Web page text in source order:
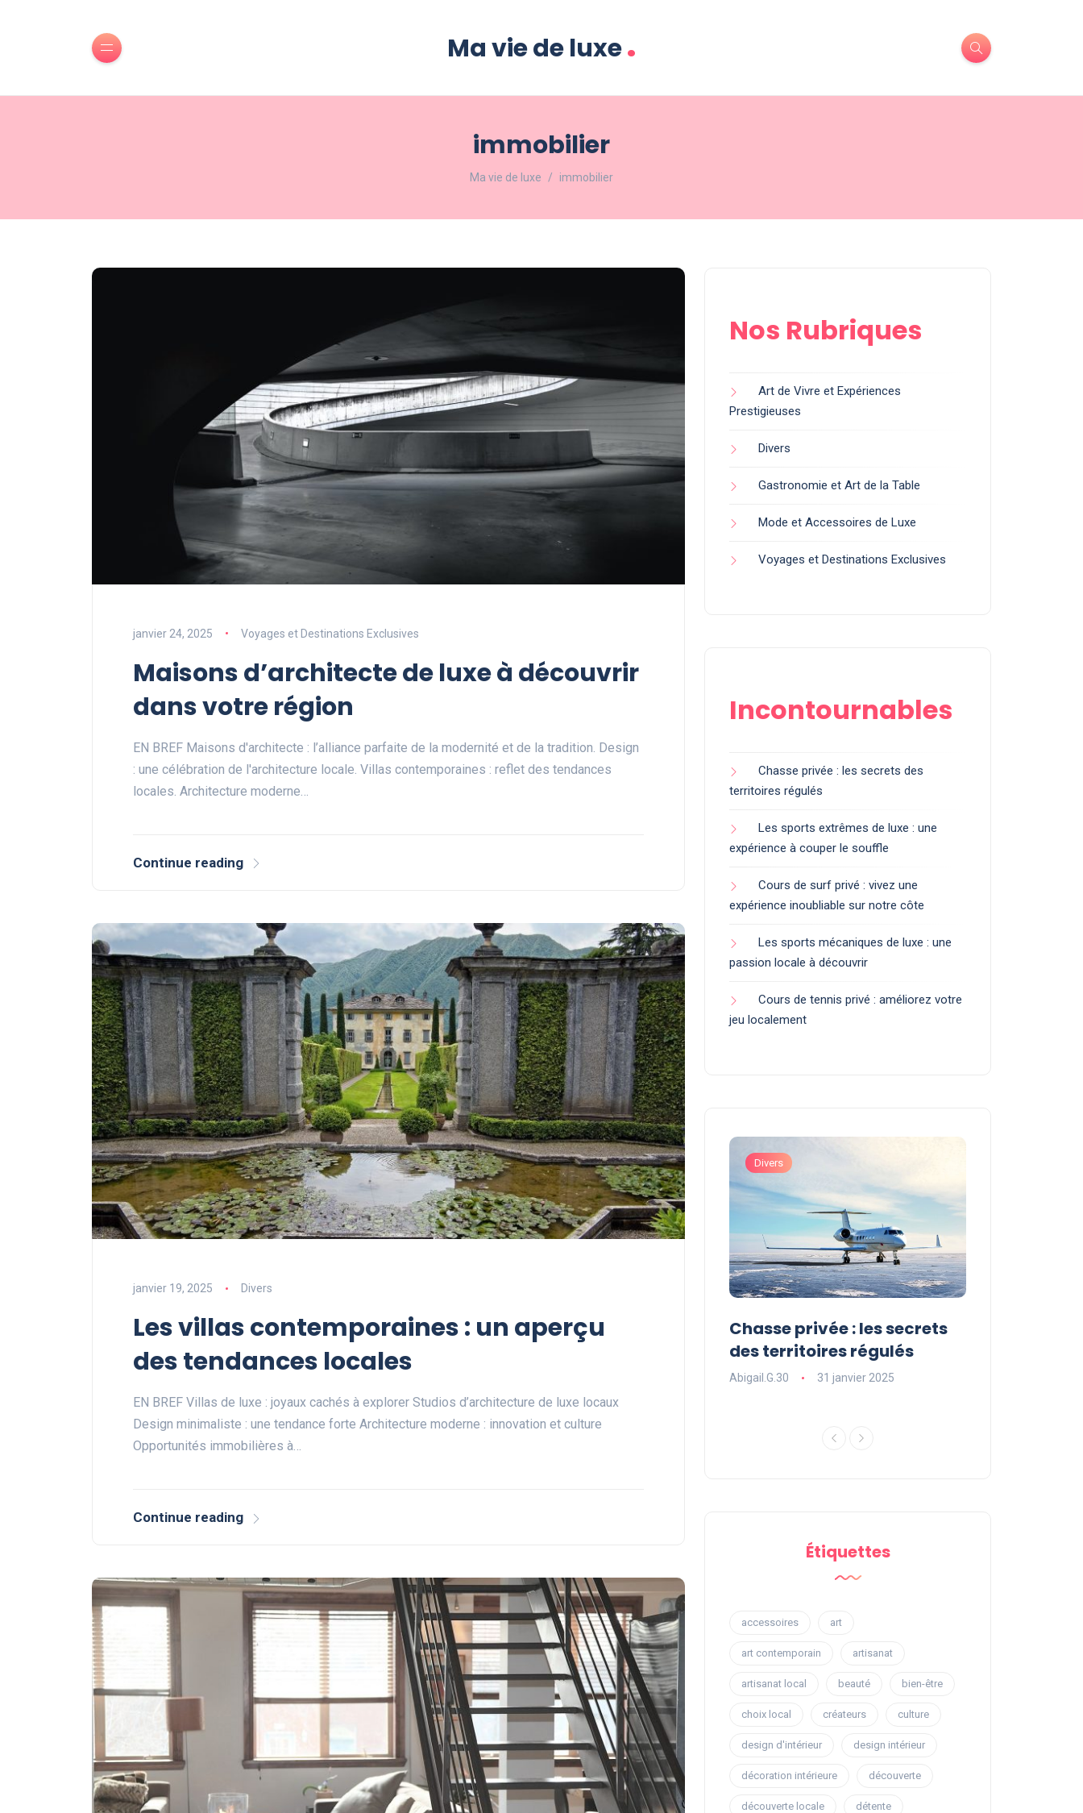
Ma vie de luxe.
immobilier
Ma vie de luxe immobilier
janvier 24, 2025 Voyages et Destinations Exclusives
Maisons d’architecte de luxe à découvrir
dans votre région
EN BREF Maisons d'architecte : l’alliance parfaite de la modernité et de la tradition. Design
: une célébration de l'architecture locale. Villas contemporaines : reflet des tendances
locales. Architecture moderne…
Continue reading
janvier 19, 2025 Divers
Les villas contemporaines : un aperçu
des tendances locales
EN BREF Villas de luxe : joyaux cachés à explorer Studios d’architecture de luxe locaux
Design minimaliste : une tendance forte Architecture moderne : innovation et culture
Opportunités immobilières à…
Continue reading
Nos Rubriques
Art de Vivre et Expériences
Prestigieuses
Divers
Gastronomie et Art de la Table
Mode et Accessoires de Luxe
Voyages et Destinations Exclusives
Incontournables
Chasse privée : les secrets des
territoires régulés
Les sports extrêmes de luxe : une
expérience à couper le souffle
Cours de surf privé : vivez une
expérience inoubliable sur notre côte
Les sports mécaniques de luxe : une
passion locale à découvrir
Cours de tennis privé : améliorez votre
jeu localement
Voyages et Destinations Exclusives
Cours de surf privé : vivez
Abigail.G.30 30 janvier 2025
Divers
Chasse privée : les secrets
des territoires régulés
Abigail.G.30 31 janvier 2025
Étiquettes
accessoires art
art contemporain artisanat
artisanat local beauté bien-être
choix local créateurs culture
design d'intérieur design intérieur
décoration intérieure découverte
découverte locale détente